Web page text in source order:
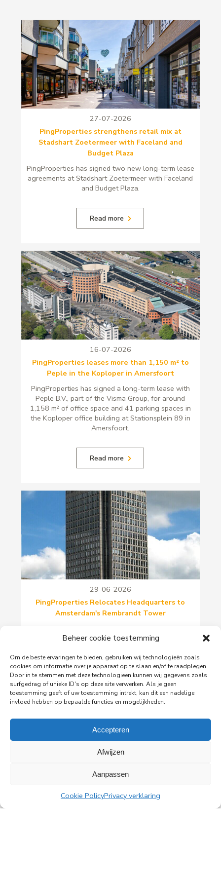
Beheer cookie toestemming
Om de beste ervaringen te bieden, gebruiken wij technologieën zoals
cookies om informatie over je apparaat op te slaan en/of te raadplegen.
Door in te stemmen met deze technologieën kunnen wij gegevens zoals
surfgedrag of unieke ID's op deze site verwerken. Als je geen
toestemming geeft of uw toestemming intrekt, kan dit een nadelige
invloed hebben op bepaalde functies en mogelijkheden.
Accepteren
Afwijzen
Aanpassen
Cookie PolicyPrivacy verklaring
27-07-2026
PingProperties strengthens retail mix at
Stadshart Zoetermeer with Faceland and
Budget Plaza
PingProperties has signed two new long-term lease
agreements at Stadshart Zoetermeer with Faceland
and Budget Plaza.
Read more
16-07-2026
PingProperties leases more than 1,150 m² to
Peple in the Koploper in Amersfoort
PingProperties has signed a long-term lease with
Peple B.V., part of the Visma Group, for around
1,158 m² of office space and 41 parking spaces in
the Koploper office building at Stationsplein 89 in
Amersfoort.
Read more
29-06-2026
PingProperties Relocates Headquarters to
Amsterdam's Rembrandt Tower
Rembrandt Tower, the iconic office building at
Read more
All news
PingProperties